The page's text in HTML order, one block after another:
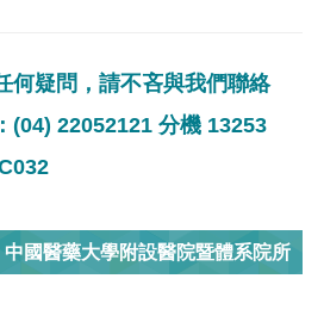
何疑問，請不吝與我們聯絡
(04) 22052121 分機 13253
中國醫藥大學附設醫院暨體系院所